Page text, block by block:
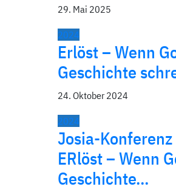
29. Mai 2025
2024
Erlöst – Wenn
Geschichte
24. Oktober 2024
2024
Josia-
ERlöst – Wenn
Geschichte…